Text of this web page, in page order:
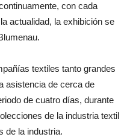
con cada
actualidad, la exhibición se
textiles tanto grandes
asistencia de cerca de
de cuatro días, durante
de la industria textil
de la industria.